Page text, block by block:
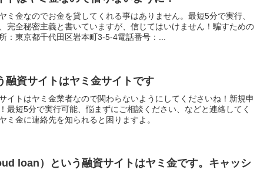
ミ金なのでお金を貸してくれる事はありません。最短5分で実行、
完全秘密主義と書いていますが、信じてはいけません！騙すための
：東京都千代田区岩本町3-5-4電話番号：...
融資サイトはヤミ金サイトです
イトはヤミ金業者なので関わらないようにしてくださいね！新規申
最短5分で実行可能、悩まずにご相談ください、などと連絡してく
ミ金に連絡先を知られると困りますよ。
loan）という融資サイトはヤミ金です。キャッシ